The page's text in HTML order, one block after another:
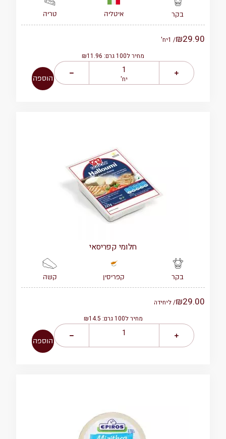
בקר איטליה טריה
מחיר ל100 גרם: ₪11.96
₪29.90
/ 1 יח'
יח' הוספה
חלומי קפריסאי
בקר קפריסין קשה
מחיר ל100 גרם: ₪14.5
₪29.00 / ליחידה
הוספה